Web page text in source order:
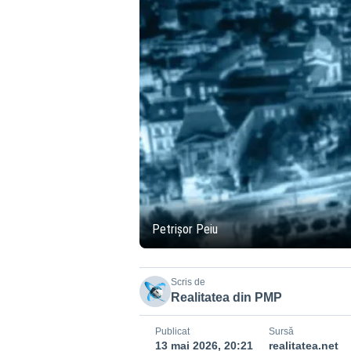
Petrișor Peiu
Scris de
Realitatea din PMP
Publicat
13 mai 2026, 20:21
Sursă
realitatea.net